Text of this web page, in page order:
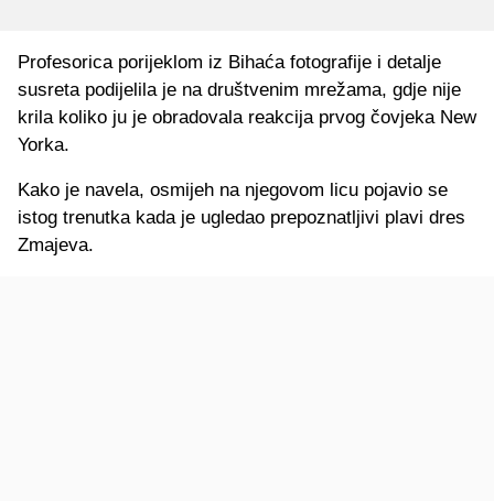
Profesorica porijeklom iz Bihaća fotografije i detalje
susreta podijelila je na društvenim mrežama, gdje nije
krila koliko ju je obradovala reakcija prvog čovjeka New
Yorka.
Kako je navela, osmijeh na njegovom licu pojavio se
istog trenutka kada je ugledao prepoznatljivi plavi dres
Zmajeva.